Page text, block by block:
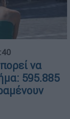
να
595.885